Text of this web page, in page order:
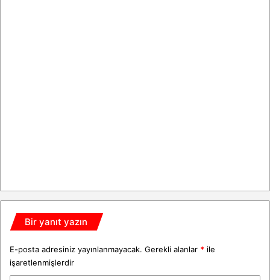
Bir yanıt yazın
E-posta adresiniz yayınlanmayacak. Gerekli alanlar * ile
işaretlenmişlerdir